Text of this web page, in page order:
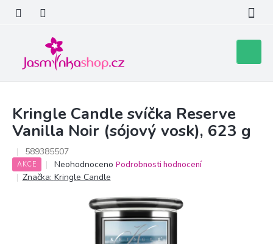
obsah
košík
Kringle Candle svíčka Reserve
Vanilla Noir (sójový vosk), 623 g
589385507
AKCE
Průměrné
hodnocení
Neohodnoceno Podrobnosti hodnocení
Značka: Kringle Candle